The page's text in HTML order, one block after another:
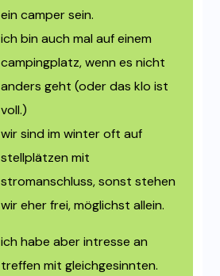
ein camper sein.
ich bin auch mal auf einem
campingplatz, wenn es nicht
anders geht (oder das klo ist
voll.)
wir sind im winter oft auf
stellplätzen mit
stromanschluss, sonst stehen
wir eher frei, möglichst allein.
ich habe aber intresse an
treffen mit gleichgesinnten.